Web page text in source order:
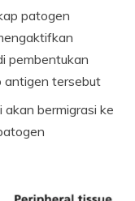
patogen
pembentukan
antigen tersebut
bermigrasi ke